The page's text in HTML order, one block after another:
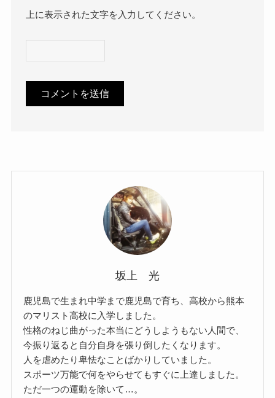
上に表示された文字を入力してください。
坂上 光
鹿児島で生まれ中学まで鹿児島で育ち、高校から熊本
のマリスト高校に入学しました。
性格のねじ曲がった本当にどうしようもない人間で、
今振り返ると自分自身を張り倒したくなります。
人を虐めたり卑怯なことばかりしていました。
スポーツ万能で何をやらせてもすぐに上達しました。
ただ一つの運動を除いて…。